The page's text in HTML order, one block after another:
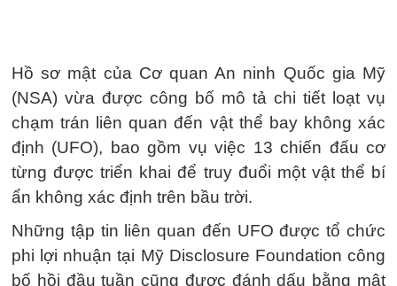
Hồ sơ mật của Cơ quan An ninh Quốc gia Mỹ
(NSA) vừa được công bố mô tả chi tiết loạt vụ
chạm trán liên quan đến vật thể bay không xác
định (UFO), bao gồm vụ việc 13 chiến đấu cơ
từng được triển khai để truy đuổi một vật thể bí
ẩn không xác định trên bầu trời.
Những tập tin liên quan đến UFO được tổ chức
phi lợi nhuận tại Mỹ Disclosure Foundation công
bố hồi đầu tuần cũng được đánh dấu bằng mật